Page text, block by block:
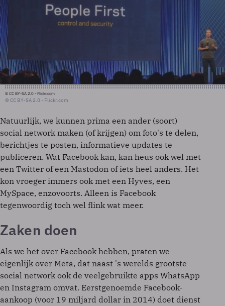
© CC BY-SA 2.0 - Flickr.com
© CC BY-SA 2.0 - Flickr.com
Natuurlijk, we kunnen prima een ander (soort)
social network maken (of krijgen) om foto's te delen,
berichtjes te posten, informatieve updates te
publiceren. Wat Facebook kan, kan heus ook wel met
een Twitter of een Mastodon of iets heel anders. Het
kon vroeger immers ook met een Hyves, een
MySpace, enzovoorts. Alleen is Facebook
tegenwoordig toch wel flink wat meer.
Zaken doen
Als we het over Facebook hebben, praten we
eigenlijk over Meta, dat naast 's werelds grootste
social network ook de veelgebruikte apps WhatsApp
en Instagram omvat. Eerstgenoemde Facebook-
aankoop (voor 19 miljard dollar in 2014) doet dienst